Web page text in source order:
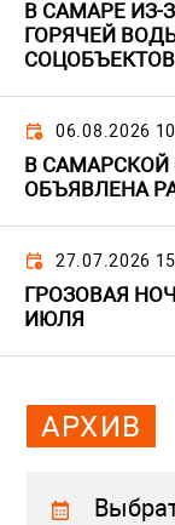
В САМАРЕ ИЗ-
ГОРЯЧЕЙ
06.08.2026
В САМАРСКОЙ
ОБЪЯВЛЕНА
27.07.2026
ГРОЗОВАЯ
ИЮЛЯ
АРХИВ